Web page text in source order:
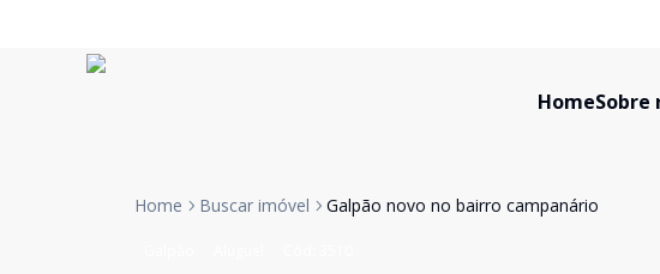
HomeSobre
Home Buscar imóvel Galpão novo no bairro campanário